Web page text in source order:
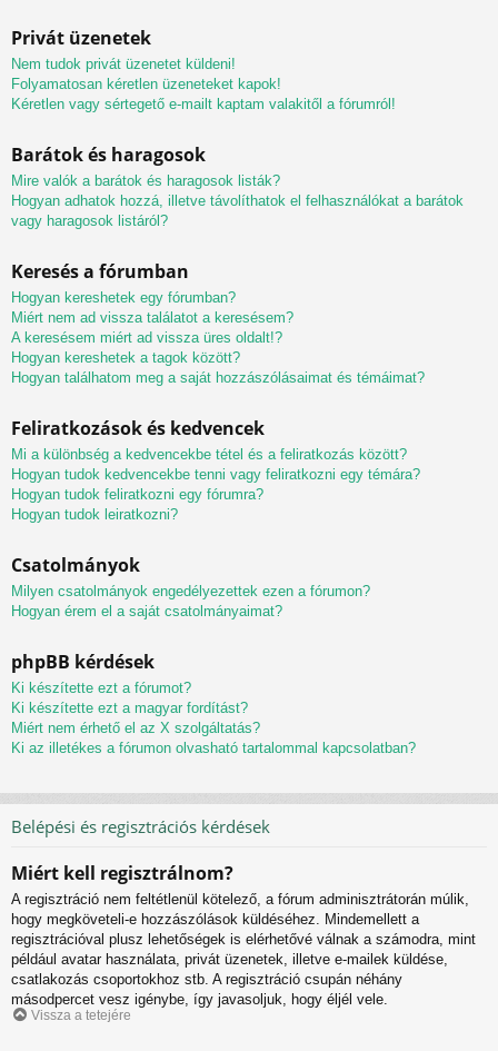
Privát üzenetek
Nem tudok privát üzenetet küldeni!
Folyamatosan kéretlen üzeneteket kapok!
Kéretlen vagy sértegető e-mailt kaptam valakitől a fórumról!
Barátok és haragosok
Mire valók a barátok és haragosok listák?
Hogyan adhatok hozzá, illetve távolíthatok el felhasználókat a barátok
vagy haragosok listáról?
Keresés a fórumban
Hogyan kereshetek egy fórumban?
Miért nem ad vissza találatot a keresésem?
A keresésem miért ad vissza üres oldalt!?
Hogyan kereshetek a tagok között?
Hogyan találhatom meg a saját hozzászólásaimat és témáimat?
Feliratkozások és kedvencek
Mi a különbség a kedvencekbe tétel és a feliratkozás között?
Hogyan tudok kedvencekbe tenni vagy feliratkozni egy témára?
Hogyan tudok feliratkozni egy fórumra?
Hogyan tudok leiratkozni?
Csatolmányok
Milyen csatolmányok engedélyezettek ezen a fórumon?
Hogyan érem el a saját csatolmányaimat?
phpBB kérdések
Ki készítette ezt a fórumot?
Ki készítette ezt a magyar fordítást?
Miért nem érhető el az X szolgáltatás?
Ki az illetékes a fórumon olvasható tartalommal kapcsolatban?
Belépési és regisztrációs kérdések
Miért kell regisztrálnom?
A regisztráció nem feltétlenül kötelező, a fórum adminisztrátorán múlik,
hogy megköveteli-e hozzászólások küldéséhez. Mindemellett a
regisztrációval plusz lehetőségek is elérhetővé válnak a számodra, mint
például avatar használata, privát üzenetek, illetve e-mailek küldése,
csatlakozás csoportokhoz stb. A regisztráció csupán néhány
másodpercet vesz igénybe, így javasoljuk, hogy éljél vele.
Vissza a tetejére